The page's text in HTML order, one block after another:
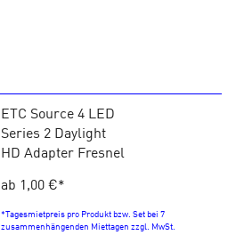
ETC Source 4 LED
Series 2 Daylight
HD Adapter Fresnel
ab 1,00 €*
*Tagesmietpreis pro Produkt bzw. Set bei 7
zusammenhängenden Miettagen zzgl. MwSt.